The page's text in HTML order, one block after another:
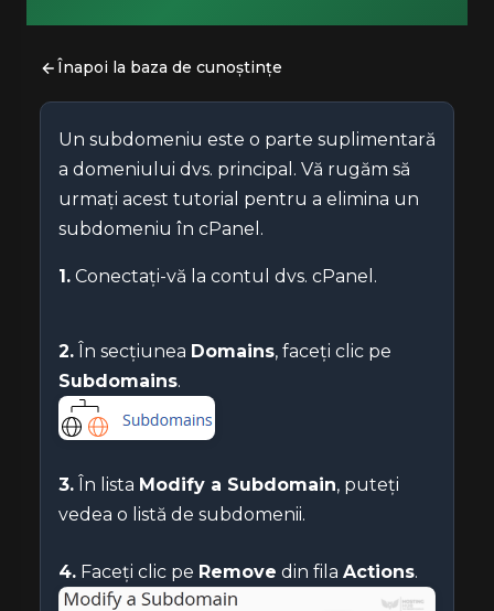
Înapoi la baza de cunoștințe
Un subdomeniu este o parte suplimentară
a domeniului dvs. principal. Vă rugăm să
urmați acest tutorial pentru a elimina un
subdomeniu în cPanel.
1. Conectați-vă la contul dvs. cPanel.
2. În secțiunea Domains, faceți clic pe
Subdomains.
3. În lista Modify a Subdomain, puteți
vedea o listă de subdomenii.
4. Faceți clic pe Remove din fila Actions.